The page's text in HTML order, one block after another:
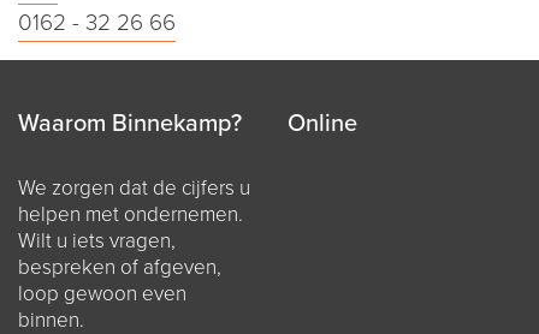
0162 - 32 26 66
Waarom Binnekamp?
We zorgen dat de cijfers u
helpen met ondernemen.
Wilt u iets vragen,
bespreken of afgeven,
loop gewoon even
binnen.
Online